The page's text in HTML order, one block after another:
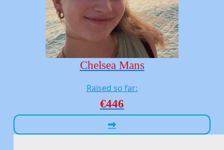
Chelsea Mans
Raised so far:
€446